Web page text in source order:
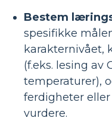
Bestem
spesifikke
karakternivået,
(f.eks. lesing av
temperaturer),
ferdigheter
vurdere.